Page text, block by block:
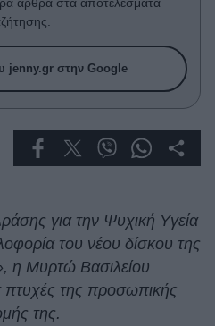
jenny.gr στην Google
για την Ψυχική Υγεία
του νέου δίσκου της
η Μυρτώ Βασιλείου
πτυχές της προσωπικής
της.